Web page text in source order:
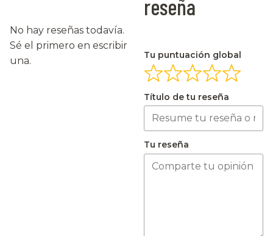
No hay reseñas todavía.
Sé el primero en escribir
una.
reseña
Tu puntuación global
Título de tu reseña
Tu reseña